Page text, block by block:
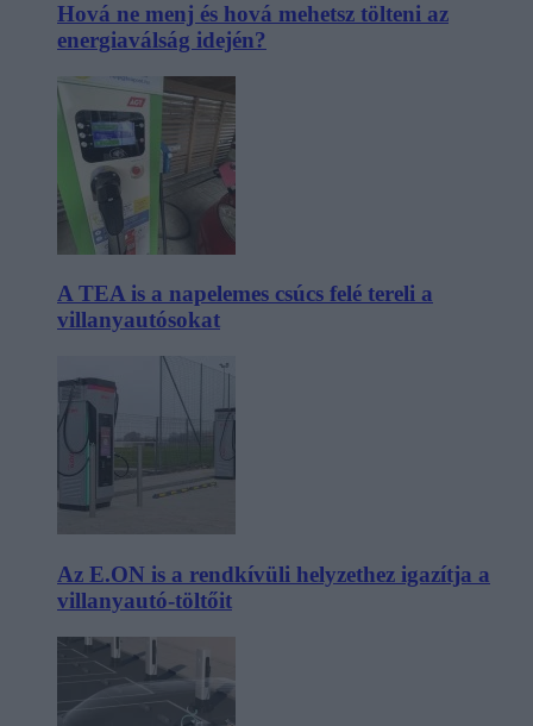
Hová ne menj és hová mehetsz tölteni az
energiaválság idején?
A TEA is a napelemes csúcs felé tereli a
villanyautósokat
Az E.ON is a rendkívüli helyzethez igazítja a
villanyautó-töltőit